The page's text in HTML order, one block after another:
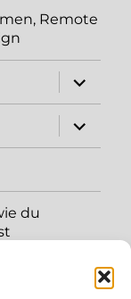
Remote
öffnen
öffnen
du
öffnen